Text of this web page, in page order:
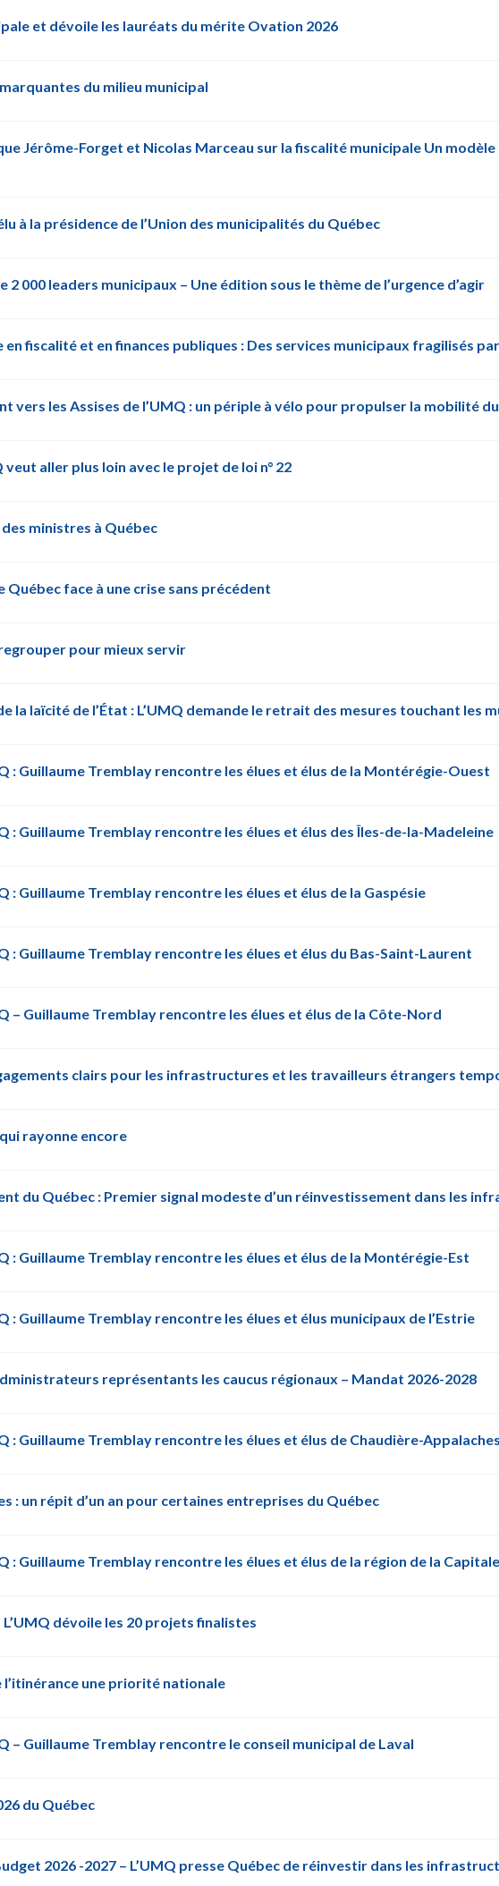
et dévoile les lauréats du mérite Ovation 2026
du milieu municipal
Jérôme-Forget et Nicolas Marceau sur la fiscalité municipale Un modèle
à la présidence de l’Union des municipalités du Québec
2 000 leaders municipaux – Une édition sous le thème de l’urgence d’agir
fiscalité et en finances publiques : Des services municipaux fragilisés
vers les Assises de l’UMQ : un périple à vélo pour propulser la mobilité
aller plus loin avec le projet de loi n° 22
ministres à Québec
Québec face à une crise sans précédent
pour mieux servir
la laïcité de l’État : L’UMQ demande le retrait des mesures touchant les
: Guillaume Tremblay rencontre les élues et élus de la Montérégie-Ouest
: Guillaume Tremblay rencontre les élues et élus des Îles-de-la-Madeleine
: Guillaume Tremblay rencontre les élues et élus de la Gaspésie
: Guillaume Tremblay rencontre les élues et élus du Bas-Saint-Laurent
– Guillaume Tremblay rencontre les élues et élus de la Côte-Nord
clairs pour les infrastructures et les travailleurs étrangers
rayonne encore
du Québec : Premier signal modeste d’un réinvestissement dans les
: Guillaume Tremblay rencontre les élues et élus de la Montérégie-Est
: Guillaume Tremblay rencontre les élues et élus municipaux de l’Estrie
représentants les caucus régionaux – Mandat 2026-2028
: Guillaume Tremblay rencontre les élues et élus de Chaudière-Appalaches
: un répit d’un an pour certaines entreprises du Québec
: Guillaume Tremblay rencontre les élues et élus de la région de la
dévoile les 20 projets finalistes
l’itinérance une priorité nationale
– Guillaume Tremblay rencontre le conseil municipal de Laval
du Québec
2026 -2027 – L’UMQ presse Québec de réinvestir dans les